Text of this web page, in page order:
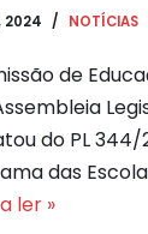
2024 NOTÍCIAS
de
do PL 344/
das
ler »